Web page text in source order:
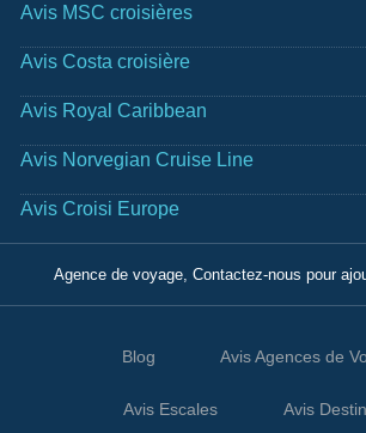
Avis MSC croisières
Avis Costa croisière
Avis Royal Caribbean
Avis Norvegian Cruise Line
Avis Croisi Europe
Agence de voyage, Contactez-nous pour
Blog Avis Agences de
Avis Escales Avis